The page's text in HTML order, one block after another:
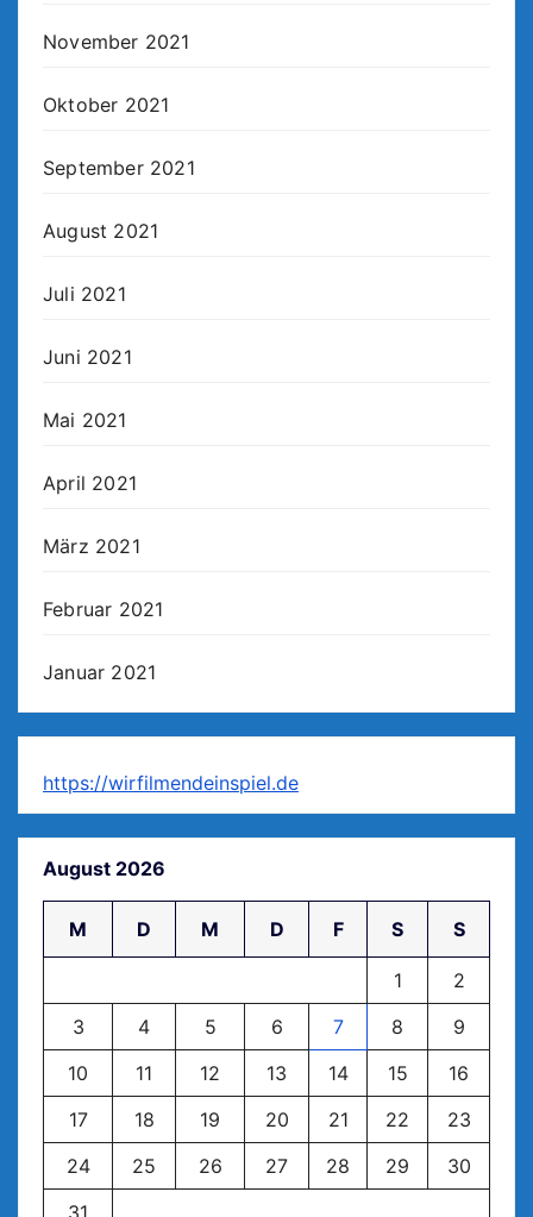
November 2021
Oktober 2021
September 2021
August 2021
Juli 2021
Juni 2021
Mai 2021
April 2021
März 2021
Februar 2021
Januar 2021
https://wirfilmendeinspiel.de
August 2026
M D M D F S S
1
2
3
4 5 6 7 8
9
10
11 12 13 14 15
16
17
18 19 20 21 22
23
24
25 26 27 28 29
30